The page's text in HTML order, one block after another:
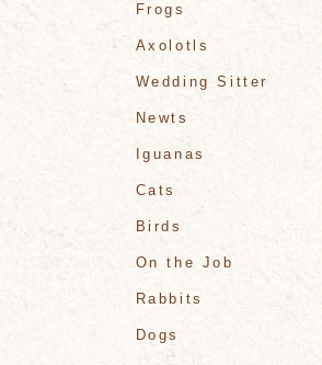
Frogs
Axolotls
Wedding Sitter
Newts
Iguanas
Cats
Birds
On the Job
Rabbits
Dogs